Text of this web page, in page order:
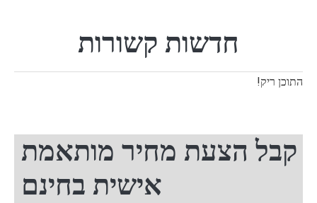
חדשות קשורות
התוכן ריק!
קבל הצעת מחיר מותאמת
אישית בחינם